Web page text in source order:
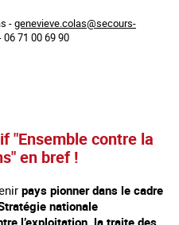
-genevieve.colas@secours-
06 71 00 69 90
"Ensemble contre la
en bref !
pays pionner dans le cadre
nationale
l’exploitation, la traite des